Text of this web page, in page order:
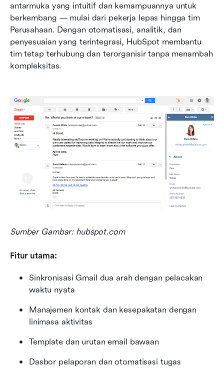
antarmuka yang intuitif dan kemampuannya untuk
berkembang — mulai dari pekerja lepas hingga tim
Perusahaan. Dengan otomatisasi, analitik, dan
penyesuaian yang terintegrasi, HubSpot membantu
tim tetap terhubung dan terorganisir tanpa menambah
kompleksitas.
Sumber Gambar: hubspot.com
Fitur utama:
Sinkronisasi Gmail dua arah dengan pelacakan
waktu nyata
Manajemen kontak dan kesepakatan dengan
linimasa aktivitas
Template dan urutan email bawaan
Dasbor pelaporan dan otomatisasi tugas